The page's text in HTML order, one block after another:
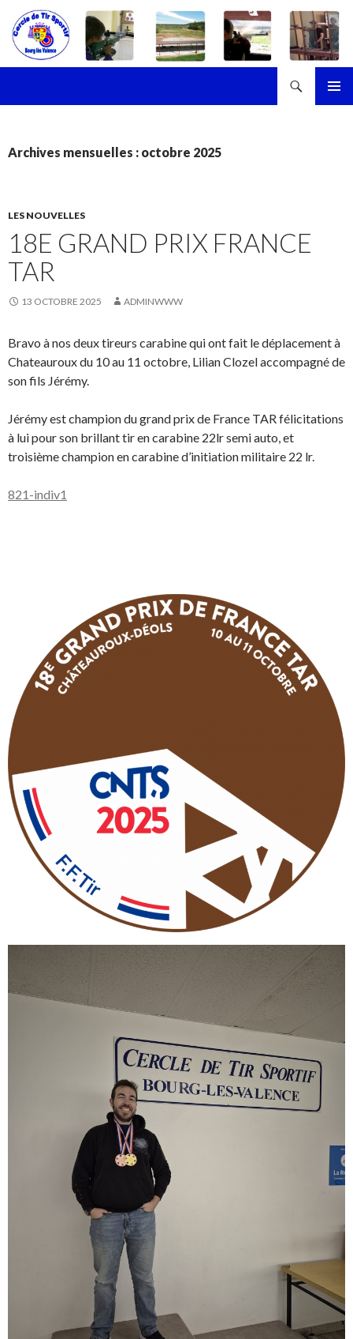
Archives mensuelles : octobre 2025
LES NOUVELLES
18E GRAND PRIX FRANCE
TAR
13 OCTOBRE 2025 ADMINWWW
Bravo à nos deux tireurs carabine qui ont fait le déplacement à
Chateauroux du 10 au 11 octobre, Lilian Clozel accompagné de
son fils Jérémy.
Jérémy est champion du grand prix de France TAR félicitations
à lui pour son brillant tir en carabine 22lr semi auto, et
troisième champion en carabine d’initiation militaire 22 lr.
821-indiv1